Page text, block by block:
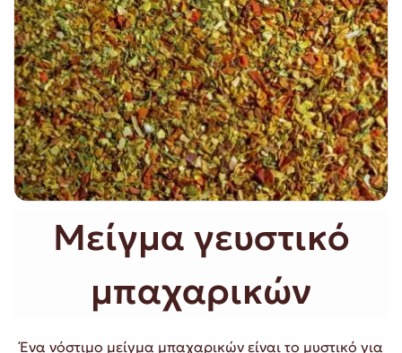
Μείγμα γευστικό
μπαχαρικών
Ένα νόστιμο μείγμα μπαχαρικών είναι το μυστικό για